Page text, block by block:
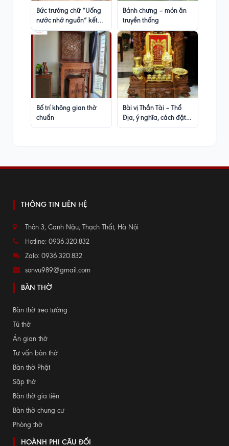
Bức trướng chữ “Uống
nước nhớ nguồn” kết
hợp câu đối lòng mo
ôm cột cho nhà gỗ 3
Bánh chưng – món ăn
truyền thống
Bố trí không gian thờ
chuẩn
Bài vị Thần Tài – Thổ
Địa, ý nghĩa, cách đặt,
các loại bài vị
THÔNG TIN LIÊN HỆ
Thôn 3, Canh Nậu, Thạch Thất, Hà Nội
Hotline: 0936.320.832
Zalo: 0936.320.832
sonvu989@gmail.com
BÀN THỜ
Bàn thờ treo tường
Tủ thờ
Án gian thờ
Tư vấn bàn thờ
Bàn thờ Phật
Sập thờ
Bàn thờ gia tiên
Bàn thờ chung cư
Phòng thờ
HOÀNH PHI CÂU ĐỐI